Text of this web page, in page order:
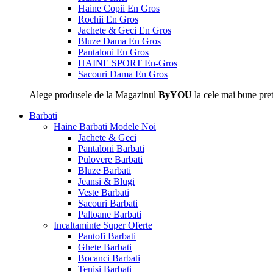
Haine Copii En Gros
Rochii En Gros
Jachete & Geci En Gros
Bluze Dama En Gros
Pantaloni En Gros
HAINE SPORT En-Gros
Sacouri Dama En Gros
Alege produsele de la Magazinul ByYOU la cele mai bune
Barbati
Haine Barbati Modele Noi
Jachete & Geci
Pantaloni Barbati
Pulovere Barbati
Bluze Barbati
Jeansi & Blugi
Veste Barbati
Sacouri Barbati
Paltoane Barbati
Incaltaminte Super Oferte
Pantofi Barbati
Ghete Barbati
Bocanci Barbati
Tenisi Barbati